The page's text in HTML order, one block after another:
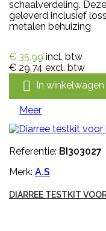
schaalverdeling.
geleverd inclusief
metalen behuizing
€ 35,99 incl. btw
€ 29,74 excl. btw
 In winkelwagen
Meer
Referentie: BI303027
Merk: A.S
DIARREE TESTKIT